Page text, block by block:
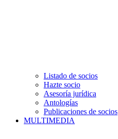
Listado de socios
Hazte socio
Asesoría jurídica
Antologías
Publicaciones de socios
MULTIMEDIA